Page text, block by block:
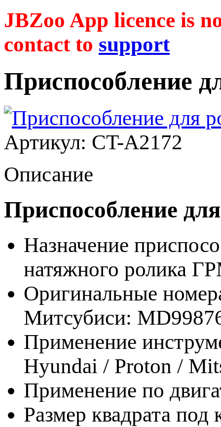
JBZoo App licence is
contact to support
Приспособление
Артикул: CT-A2172
Описание
Приспособление
Назначение
натяжного ролика
Оригинальные
Митсубиси:
Применение
Hyundai / Proton /
Применение по
Размер квадрата